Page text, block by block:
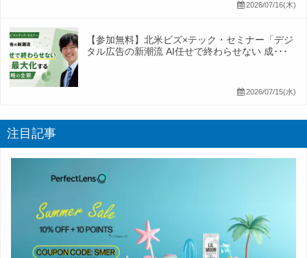
2026/07/16(木)
【参加無料】北米ビズ×テック・セミナー「デジ
タル広告の新潮流 AI任せで終わらせない 成･･･
2026/07/15(水)
注目記事